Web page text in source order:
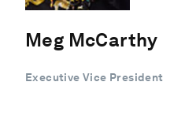
Meg McCarthy
Executive Vice President